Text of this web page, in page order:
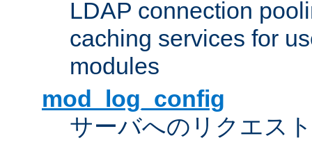
LDAP connection
caching services for
modules
mod_log_config
サーバへのリクエス